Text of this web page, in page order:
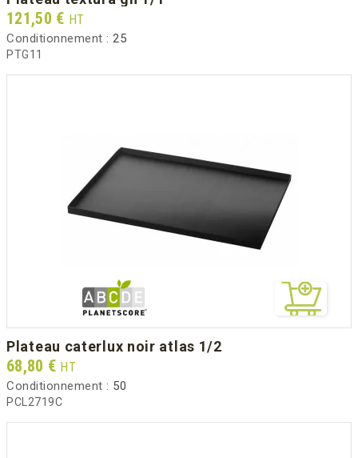
Prix
121,50 € HT
Conditionnement : 25
PTG11
plateau caterlux noir atlas 1/2
Prix
68,80 € HT
Conditionnement : 50
PCL2719C